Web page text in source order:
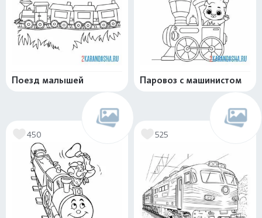
Поезд малышей Паровоз с машинистом
450 525